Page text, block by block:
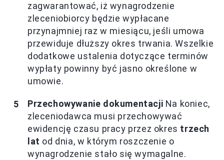
zagwarantować, iż wynagrodzenie
zleceniobiorcy będzie wypłacane
przynajmniej raz w miesiącu, jeśli umowa
przewiduje dłuższy okres trwania. Wszelkie
dodatkowe ustalenia dotyczące terminów
wypłaty powinny być jasno określone w
umowie.
Przechowywanie dokumentacji Na koniec,
zleceniodawca musi przechowywać
ewidencję czasu pracy przez okres trzech
lat od dnia, w którym roszczenie o
wynagrodzenie stało się wymagalne.